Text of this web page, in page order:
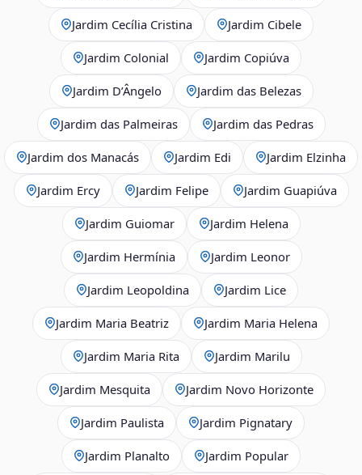
Jardim Cecília Cristina Jardim Cibele
Jardim Colonial Jardim Copiúva
Jardim D’Ângelo Jardim das Belezas
Jardim das Palmeiras Jardim das Pedras
Jardim dos Manacás Jardim Edi Jardim Elzinha
Jardim Ercy Jardim Felipe Jardim Guapiúva
Jardim Guiomar Jardim Helena
Jardim Hermínia Jardim Leonor
Jardim Leopoldina Jardim Lice
Jardim Maria Beatriz Jardim Maria Helena
Jardim Maria Rita Jardim Marilu
Jardim Mesquita Jardim Novo Horizonte
Jardim Paulista Jardim Pignatary
Jardim Planalto Jardim Popular